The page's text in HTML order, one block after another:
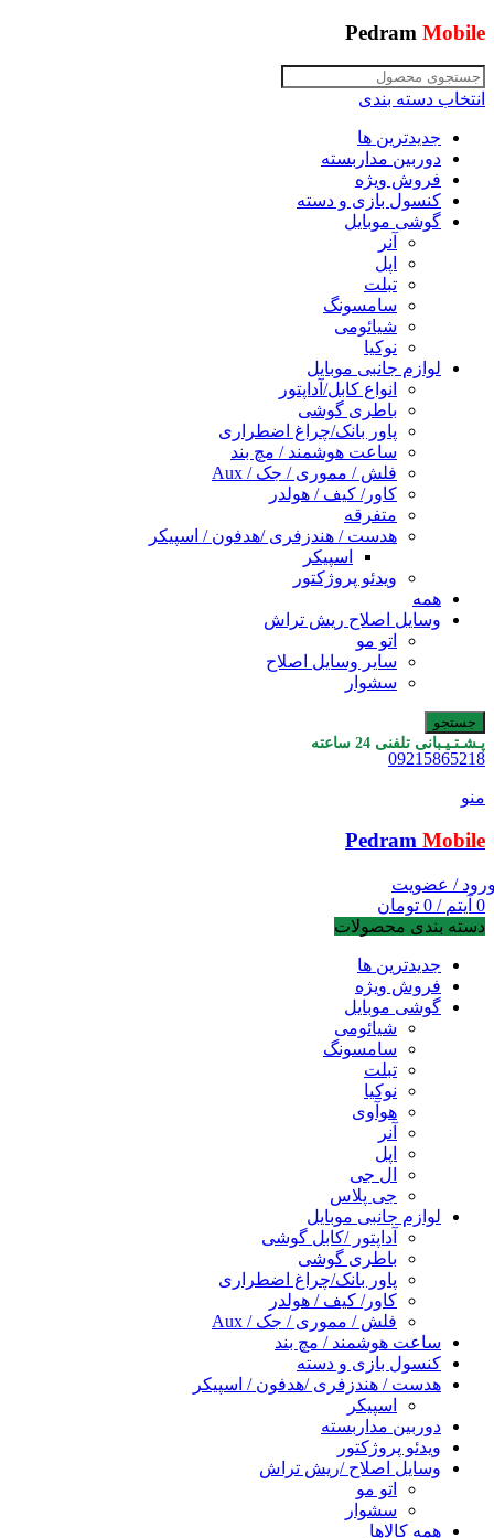
Pedram Mobile
انتخاب دسته بندی
جدیدترین ها
دوربین مداربسته
فروش ویژه
کنسول بازی و دسته
گوشی موبایل
آنر
اپل
تبلت
سامسونگ
شیائومی
نوکیا
لوازم جانبی موبایل
انواع کابل/آداپتور
باطری گوشی
پاور بانک/چراغ اضطراری
ساعت هوشمند / مچ بند
فلش / مموری / جک / Aux
کاور/ کیف / هولدر
متفرقه
هدست / هندزفری /هدفون / اسپیکر
اسپیکر
ویدئو پروژکتور
همه
وسایل اصلاح ریش تراش
اتو مو
سایر وسایل اصلاح
سشوار
جستجو
پـشـتـیـبانی تلفنی 24 ساعته
09215865218
منو
Pedram Mobile
/ عضویت
0 آیتم /
0 تومان
دسته بندی محصولات
جدیدترین ها
فروش ویژه
گوشی موبایل
شیائومی
سامسونگ
تبلت
نوکیا
هوآوی
آنر
اپل
ال جی
جی پلاس
لوازم جانبی موبایل
آداپتور /کابل گوشی
باطری گوشی
پاور بانک/چراغ اضطراری
کاور/ کیف / هولدر
فلش / مموری / جک / Aux
ساعت هوشمند / مچ بند
کنسول بازی و دسته
هدست / هندزفری /هدفون / اسپیکر
اسپیکر
دوربین مداربسته
ویدئو پروژکتور
وسایل اصلاح /ریش تراش
اتو مو
سشوار
همه کالاها